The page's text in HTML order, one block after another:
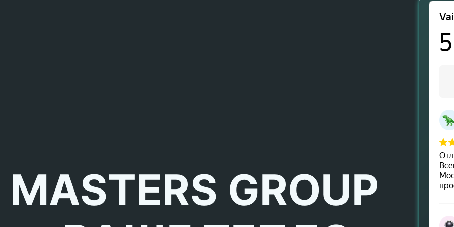
MASTERS GROUP